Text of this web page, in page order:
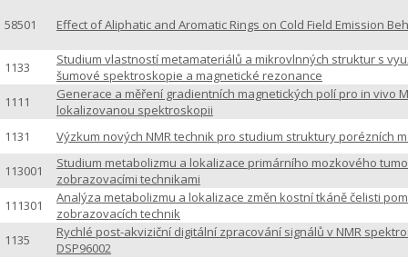
58501 Effect of Aliphatic and Aromatic Rings on Cold Field Emission
1133
Studium vlastností metamateriálů a mikrovlnných struktur s
šumové spektroskopie a magnetické rezonance
1111
Generace a měření gradientních magnetických polí pro in vivo
lokalizovanou spektroskopii
1131
Výzkum nových NMR technik pro studium struktury porézních
113001
Studium metabolizmu a lokalizace primárního mozkového
zobrazovacími technikami
111301
Analýza metabolizmu a lokalizace změn kostní tkáně čelisti
zobrazovacích technik
1135
Rychlé post-akviziční digitální zpracování signálů v NMR
DSP96002